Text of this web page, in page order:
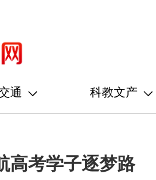
通 科教文产
高考学子逐梦路